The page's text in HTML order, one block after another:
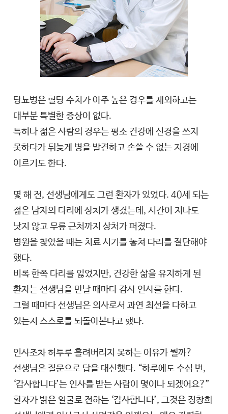
당뇨병은 혈당 수치가 아주 높은 경우를 제외하고는
대부분 특별한 증상이 없다.
특히나 젊은 사람의 경우는 평소 건강에 신경을 쓰지
못하다가 뒤늦게 병을 발견하고 손쓸 수 없는 지경에
이르기도 한다.
몇 해 전, 선생님에게도 그런 환자가 있었다. 40세 되는
젊은 남자의 다리에 상처가 생겼는데, 시간이 지나도
낫지 않고 무릎 근처까지 상처가 퍼졌다.
병원을 찾았을 때는 치료 시기를 놓쳐 다리를 절단해야
했다.
비록 한쪽 다리를 잃었지만, 건강한 삶을 유지하게 된
환자는 선생님을 만날 때마다 감사 인사를 한다.
그럴 때마다 선생님은 의사로서 과연 최선을 다하고
있는지 스스로를 되돌아본다고 했다.
인사조차 허투루 흘려버리지 못하는 이유가 뭘까?
선생님은 질문으로 답을 대신했다. “하루에도 수십 번,
‘감사합니다’는 인사를 받는 사람이 몇이나 되겠어요?”
환자가 밝은 얼굴로 전하는 ‘감사합니다’, 그것은 정창희